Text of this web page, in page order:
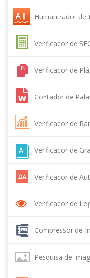
Humanizador de
Verificador de
Verificador de
Contador de
Verificador de
Verificador de
Verificador de
Verificador de
Compressor de
Pesquisa de